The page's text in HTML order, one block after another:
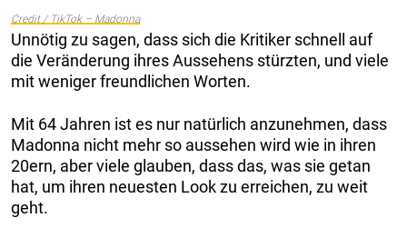
Credit / TikTok – Madonna
Unnötig zu sagen, dass sich die Kritiker schnell auf
die Veränderung ihres Aussehens stürzten, und viele
mit weniger freundlichen Worten.
Mit 64 Jahren ist es nur natürlich anzunehmen, dass
Madonna nicht mehr so aussehen wird wie in ihren
20ern, aber viele glauben, dass das, was sie getan
hat, um ihren neuesten Look zu erreichen, zu weit
geht.